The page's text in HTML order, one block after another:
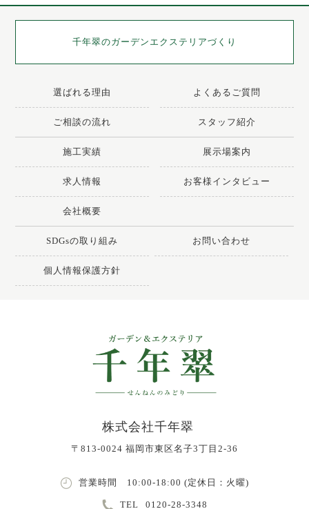
千年翠のガーデンエクステリアづくり
選ばれる理由 よくあるご質問
ご相談の流れ スタッフ紹介
施工実績 展示場案内
求人情報 お客様インタビュー
会社概要
SDGsの取り組み お問い合わせ
個人情報保護方針
株式会社千年翠
〒813-0024 福岡市東区名子3丁目2-36
営業時間 10:00-18:00 (定休日：火曜)
TEL 0120-28-3348